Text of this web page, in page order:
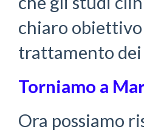
chiaro obiettivo
trattamento dei
Torniamo a
Ora possiamo